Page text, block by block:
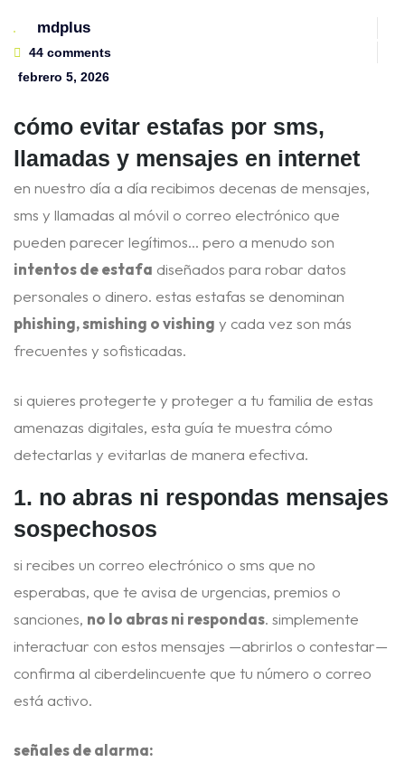
mdplus
44 comments
febrero 5, 2026
cómo evitar estafas por sms,
llamadas y mensajes en internet
en nuestro día a día recibimos decenas de mensajes,
sms y llamadas al móvil o correo electrónico que
pueden parecer legítimos… pero a menudo son
intentos de estafa diseñados para robar datos
personales o dinero. estas estafas se denominan
phishing, smishing o vishing y cada vez son más
frecuentes y sofisticadas.
si quieres protegerte y proteger a tu familia de estas
amenazas digitales, esta guía te muestra cómo
detectarlas y evitarlas de manera efectiva.
1. no abras ni respondas mensajes
sospechosos
si recibes un correo electrónico o sms que no
esperabas, que te avisa de urgencias, premios o
sanciones, no lo abras ni respondas. simplemente
interactuar con estos mensajes —abrirlos o contestar—
confirma al ciberdelincuente que tu número o correo
está activo.
señales de alarma: